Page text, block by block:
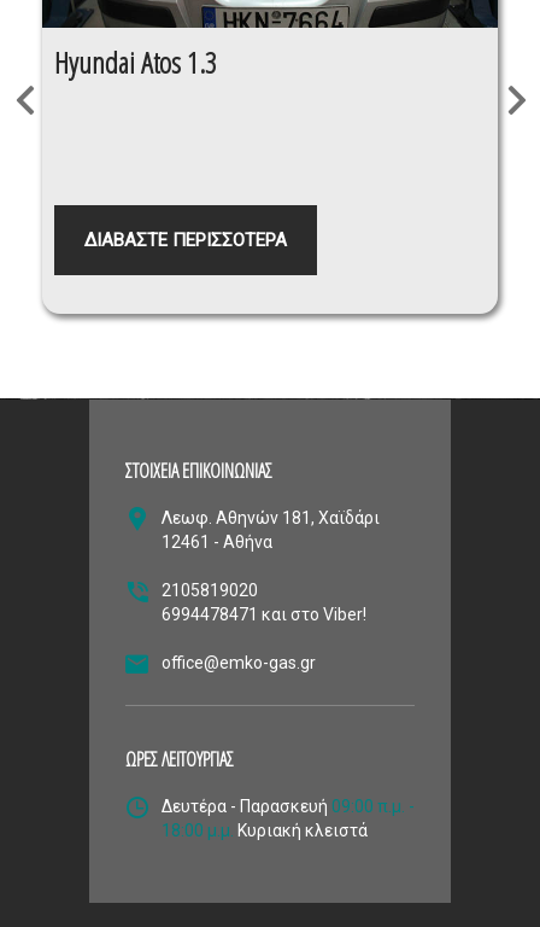
Hyundai Atos 1.3
ΔΙΑΒΑΣΤΕ ΠΕΡΙΣΣΟΤΕΡΑ
ΣΤΟΙΧΕΙΑ ΕΠΙΚΟΙΝΩΝΙΑΣ
Λεωφ. Αθηνών 181, Χαϊδάρι
12461 - Αθήνα
2105819020
6994478471 και στο Viber!
office@emko-gas.gr
ΩΡΕΣ ΛΕΙΤΟΥΡΓΙΑΣ
Δευτέρα - Παρασκευή 09:00 π.μ. -
18:00 μ.μ. Κυριακή κλειστά